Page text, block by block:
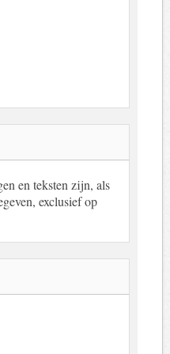
en teksten zijn, als
exclusief op